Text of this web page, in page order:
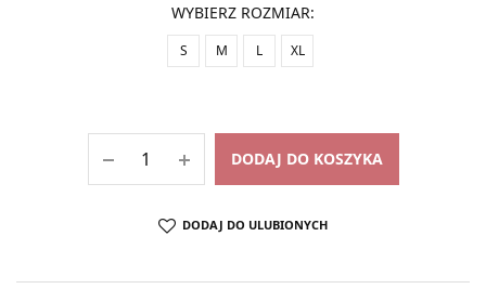
WYBIERZ ROZMIAR:
S M L XL
DODAJ DO KOSZYKA
DODAJ DO ULUBIONYCH